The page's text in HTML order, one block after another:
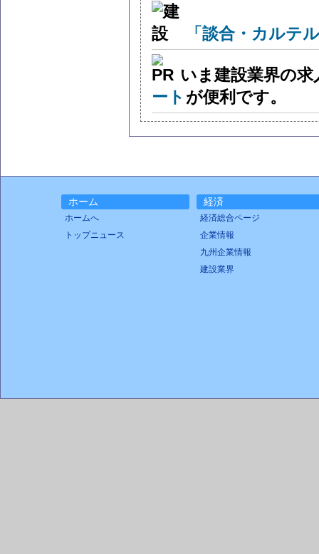
「談合・カルテ
いま建設業界の
ート が便利です。
ホーム
ホームへ
トップニュース
経済
経済総合ページ
企業情報
九州企業情報
建設業界